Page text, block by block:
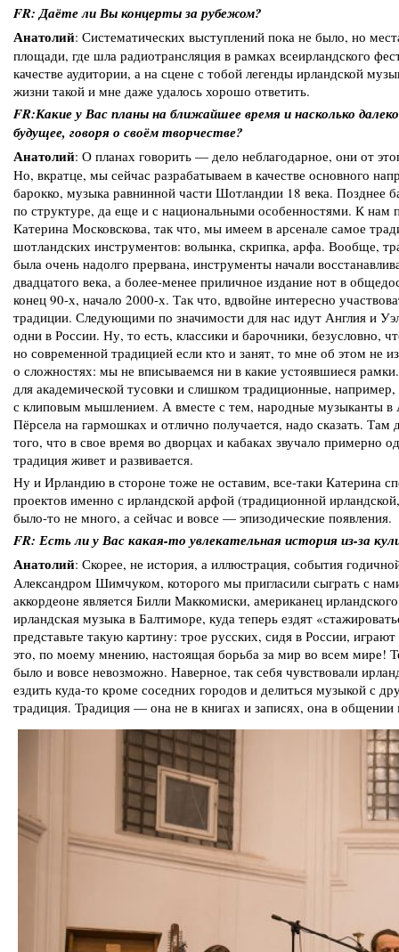
FR: Даёте ли Вы концерты за рубежом?
Анатолий: Систематических выступлений пока не было, но
площади, где шла радиотрансляция в рамках всеирландского
качестве аудитории, а на сцене с тобой легенды ирландской
жизни такой и мне даже удалось хорошо ответить.
FR:Какие у Вас планы на ближайшее время и насколько
будущее, говоря о своём творчестве?
Анатолий: О планах говорить — дело неблагодарное, они от
Но, вкратце, мы сейчас разрабатываем в качестве основного
барокко, музыка равнинной части Шотландии 18 века. Позднее
по структуре, да еще и с национальными особенностями. К нам
Катерина Московскова, так что, мы имеем в арсенале самое
шотландских инструментов: волынка, скрипка, арфа. Вообще,
была очень надолго прервана, инструменты начали
двадцатого века, а более-менее приличное издание нот в
конец 90-х, начало 2000-х. Так что, вдвойне интересно
традиции. Следующими по значимости для нас идут Англия и
одни в России. Ну, то есть, классики и барочники, безусловно,
но современной традицией если кто и занят, то мне об этом не
о сложностях: мы не вписываемся ни в какие устоявшиеся
для академической тусовки и слишком традиционные,
с клиповым мышлением. А вместе с тем, народные музыканты в
Пёрсела на гармошках и отлично получается, надо сказать. Там
того, что в свое время во дворцах и кабаках звучало примерно
традиция живет и развивается.
Ну и Ирландию в стороне тоже не оставим, все-таки Катерина
проектов именно с ирландской арфой (традиционной
было-то не много, а сейчас и вовсе — эпизодические появления.
FR: Есть ли у Вас какая-то увлекательная история из-за
Анатолий: Скорее, не история, а иллюстрация, события
Александром Шимчуком, которого мы пригласили сыграть с
аккордеоне является Билли Маккомиски, американец
ирландская музыка в Балтиморе, куда теперь ездят
представьте такую картину: трое русских, сидя в России,
это, по моему мнению, настоящая борьба за мир во всем мире!
было и вовсе невозможно. Наверное, так себя чувствовали
ездить куда-то кроме соседних городов и делиться музыкой с
традиция. Традиция — она не в книгах и записях, она в